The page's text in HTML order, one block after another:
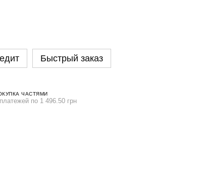
Быстрый заказ
ЧАСТЯМИ
по 1 496.50 грн